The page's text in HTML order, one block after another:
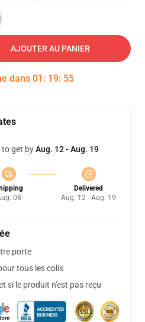
AJOUTER AU PANIER
dans 01 : 19: 54
to get byAug. 12 - Aug. 19
08
Delivered
Aug. 12 - Aug. 19
porte
tous les colis
si le produit n'est pas reçu